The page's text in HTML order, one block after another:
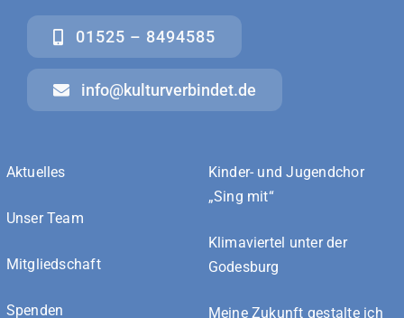
01525 – 8494585
info@kulturverbindet.de
Aktuelles
Unser Team
Mitgliedschaft
Spenden
Kinder- und Jugendchor
„Sing mit“
Klimaviertel unter der
Godesburg
Meine Zukunft gestalte ich